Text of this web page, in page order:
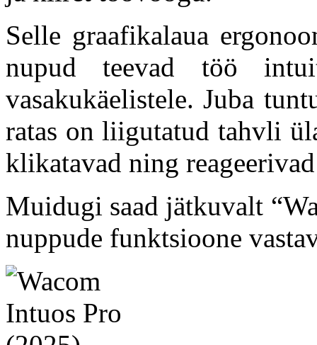
Selle graafikalaua
nupud teevad töö
vasakukäelistele. Juba
ratas on liigutatud tahvli
klikatavad ning
Muidugi saad jätkuvalt
nuppude funktsioone